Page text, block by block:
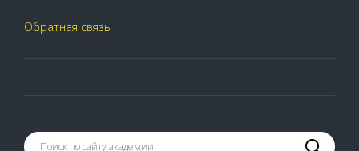
Обратная связь